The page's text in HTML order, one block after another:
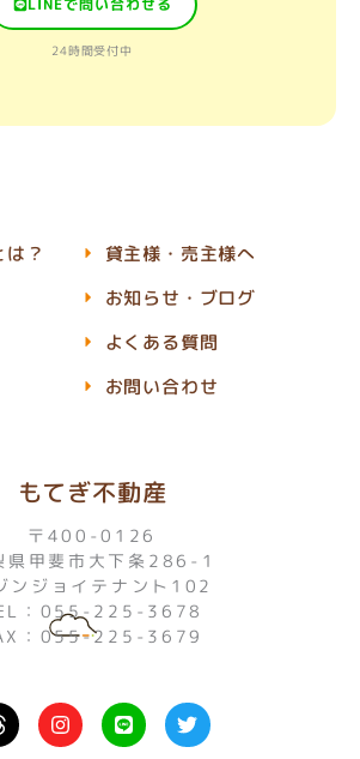
LINEで問い合わせる
24時間受付中
もてぎ不動産
〒400-0126
県甲斐市大下条286-1
ンジョイテナント102
：055-225-3678
：055-225-3679
I
n
s
L
i
n
T
w
i
？
貸主様・売主様へ
お知らせ・ブログ
よくある質問
お問い合わせ